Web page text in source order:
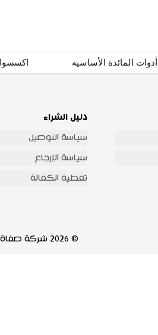
أدوات المائدة الأساسية
دليل الشراء
سياسة التوصيل
سياسة الإرجاع
تغطية الكفالة
© 2026 شركة صفاة هوم للتجارة العامة والمقاولات جميع الحقوق محفوظة